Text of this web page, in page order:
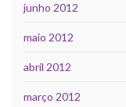
junho 2012
maio 2012
abril 2012
março 2012